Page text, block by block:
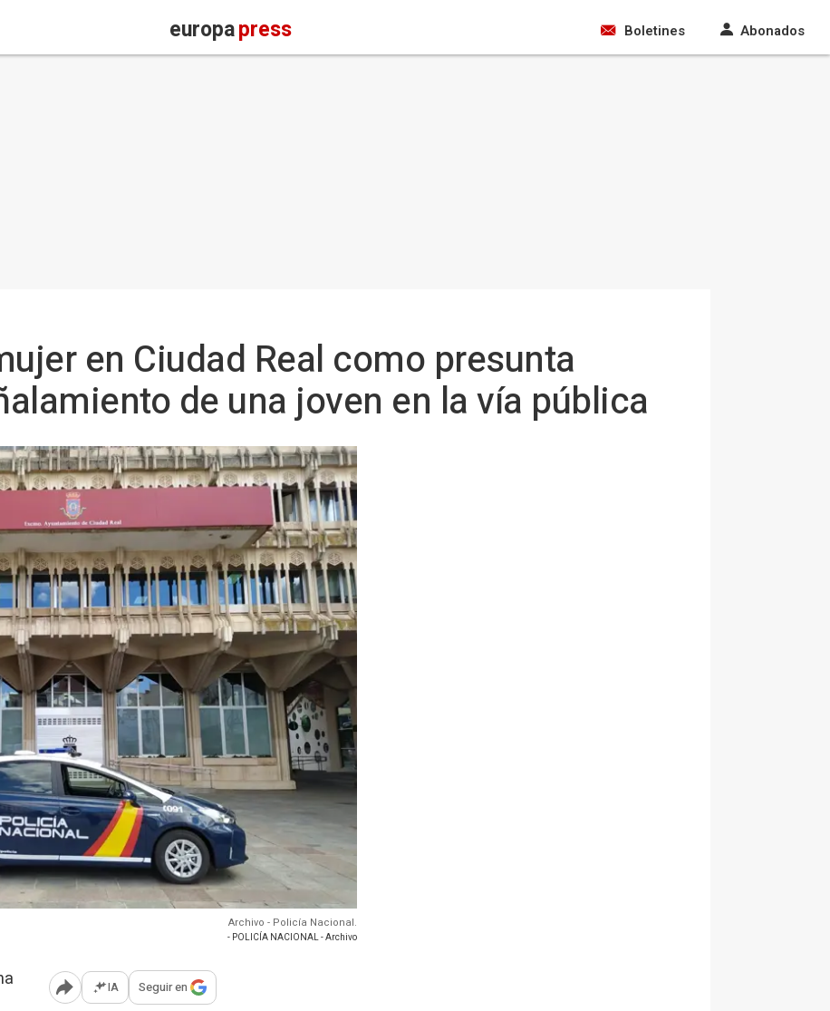
europapress Boletines Abonados
en Ciudad Real como presunta
de una joven en la vía pública
Archivo - Policía Nacional.
- POLICÍA NACIONAL - Archivo
Abrir opciones para compartir
IA Seguir en